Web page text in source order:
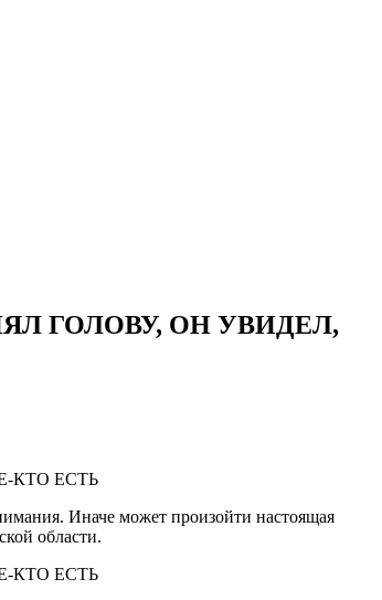
ГОЛОВУ, ОН УВИДЕЛ,
Иначе может произойти настоящая
области.